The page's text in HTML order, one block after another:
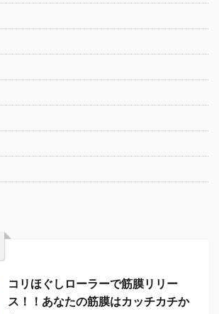
コリほぐしローラーで筋膜リリー
ス！！あなたの筋膜はカッチカチか